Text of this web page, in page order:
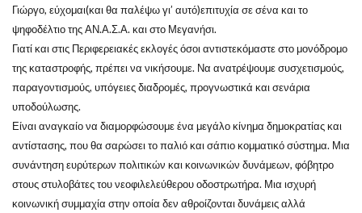
Γιώργο, εύχομαι(και θα παλέψω γι’ αυτό)επιτυχία σε σένα και το
ψηφοδέλτιο της ΑΝ.Α.Σ.Α. και στο Μεγανήσι.
Γιατί και στις Περιφερειακές εκλογές όσοι αντιστεκόμαστε στο μονόδρομο
της καταστροφής, πρέπει να νικήσουμε. Να ανατρέψουμε συσχετισμούς,
παραγοντισμούς, υπόγειες διαδρομές, προγνωστικά και σενάρια
υποδούλωσης.
Είναι αναγκαίο να διαμορφώσουμε ένα μεγάλο κίνημα δημοκρατίας και
αντίστασης, που θα σαρώσει το παλιό και σάπιο κομματικό σύστημα. Μια
συνάντηση ευρύτερων πολιτικών και κοινωνικών δυνάμεων, φόβητρο
στους στυλοβάτες του νεοφιλελεύθερου οδοστρωτήρα. Μια ισχυρή
κοινωνική συμμαχία στην οποία δεν αθροίζονται δυνάμεις αλλά